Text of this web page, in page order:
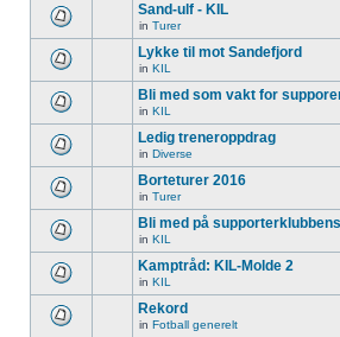
Sand-ulf - KIL
in Turer
Lykke til mot Sandefjord
in KIL
Bli med som vakt for
in KIL
Ledig treneroppdrag
in Diverse
Borteturer 2016
in Turer
Bli med på
in KIL
Kamptråd: KIL-Molde 2
in KIL
Rekord
in Fotball generelt